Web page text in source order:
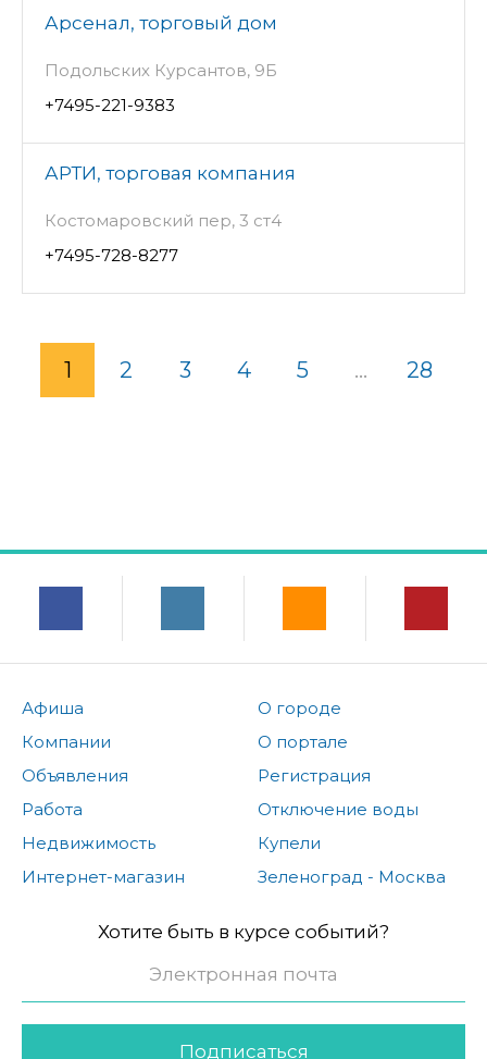
Арсенал, торговый дом
Подольских Курсантов, 9Б
+7495-221-9383
АРТИ, торговая компания
Костомаровский пер, 3 ст4
+7495-728-8277
1 2 3 4 5 ... 28
Афиша
Компании
Объявления
Работа
Недвижимость
Интернет-магазин
О городе
О портале
Регистрация
Отключение воды
Купели
Зеленоград - Москва
Хотите быть в курсе событий?
Подписаться